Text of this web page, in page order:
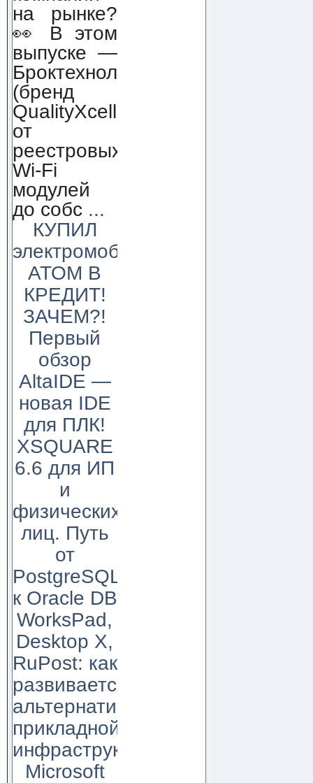
на рынке?
👀 В этом
выпуске —
Броктехнолоджи
(бренд
QualityXcellence):
от
реестровых
Wi-Fi
модулей
до собс ...
КУПИЛ
электромобиль
АТОМ В
КРЕДИТ!
ЗАЧЕМ?!
Первый
обзор
AltaIDE —
новая IDE
для ПЛК!
XSQUARE
6.6 для ИП
и
физических
лиц. Путь
от
PostgreSQL
к Oracle DB
WorksPad,
Desktop X,
RuPost: как
развивается
альтернатива
прикладной
инфраструктуре
Microsoft